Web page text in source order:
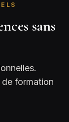
sans
de formation